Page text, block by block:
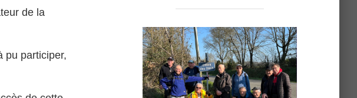
de la
pu participer,